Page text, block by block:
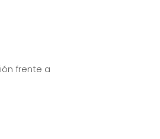
frente a